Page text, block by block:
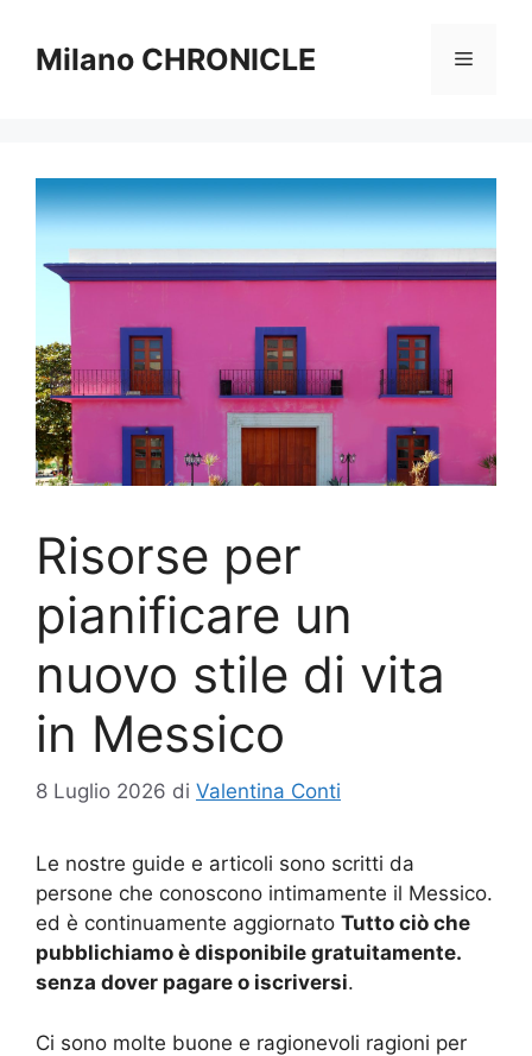
contenuto
Milano CHRONICLE Menu
Risorse per
pianificare un
nuovo stile di vita
in Messico
8 Luglio 2026 di Valentina Conti
Le nostre guide e articoli sono scritti da
persone che conoscono intimamente il Messico.
ed è continuamente aggiornato Tutto ciò che
pubblichiamo è disponibile gratuitamente.
senza dover pagare o iscriversi.
Ci sono molte buone e ragionevoli ragioni per